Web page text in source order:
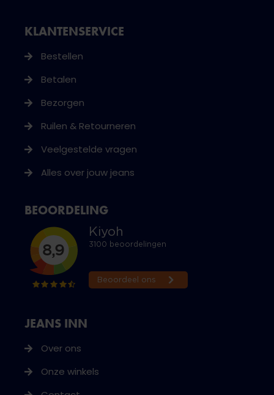
JEANS INN
Over ons
Onze winkels
KLANTENSERVICE
Bestellen
Betalen
Bezorgen
Ruilen & Retourneren
Veelgestelde vragen
Alles over jouw jeans
BEOORDELING